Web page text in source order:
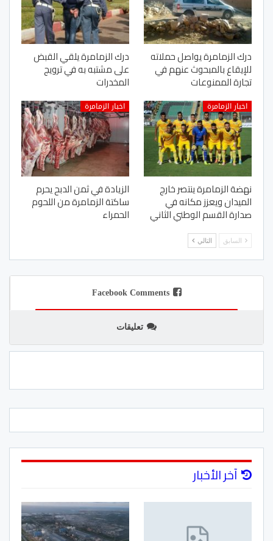
درك الزمامرة يواصل حملاته
للإيقاع بالمبحوث عنهم في
تجارة الممنوعات
درك الزمامرة يلقي القبض
على مشتبه به في ترويج
المخدرات
اخبار الزمامرة
نهضة الزمامرة ينتصر خارج
الميدان ويعزز مكانه في
صدارة القسم الوطني الثاني
اخبار الزمامرة
الزيادة في ثمن الدبح يحرم
ساكتة الزمامرة من اللحوم
الحمراء
السابق التالي
Facebook Comments
تعليقات
آخر الأخبار